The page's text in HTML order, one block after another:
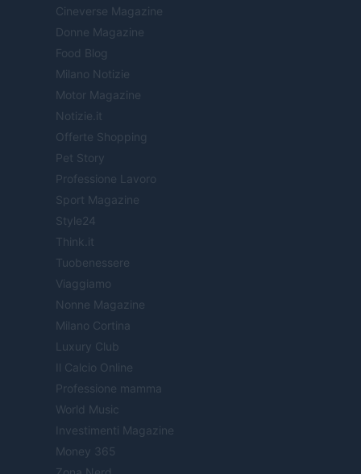
Cineverse Magazine
Donne Magazine
Food Blog
Milano Notizie
Motor Magazine
Notizie.it
Offerte Shopping
Pet Story
Professione Lavoro
Sport Magazine
Style24
Think.it
Tuobenessere
Viaggiamo
Nonne Magazine
Milano Cortina
Luxury Club
Il Calcio Online
Professione mamma
World Music
Investimenti Magazine
Money 365